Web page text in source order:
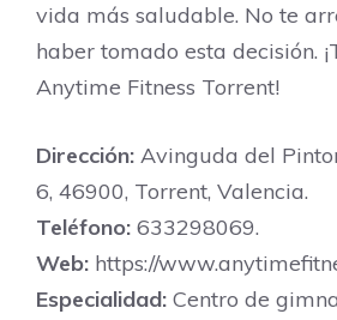
vida más saludable. No te
haber tomado esta decisión.
Anytime Fitness Torrent!
Dirección: Avinguda del
6, 46900, Torrent, Valencia.
Teléfono: 633298069.
Web: https://
Especialidad: Centro de